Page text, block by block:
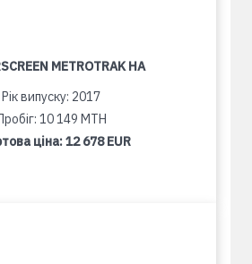
METROTRAK HA
Рік випуску: 2017
10 149 MTH
ціна:12 678 EUR